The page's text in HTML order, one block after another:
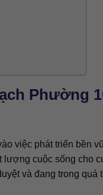
Phường
việc phát triển bền
lượng cuộc sống cho
và đang trong